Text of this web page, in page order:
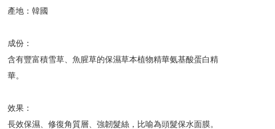
產地：韓國
成份：
含有豐富積雪草、魚腥草的保濕草本植物精華氨基酸蛋白精
華。
效果：
長效保濕、修復角質層、強韌髮絲，比喻為頭髮保水面膜。